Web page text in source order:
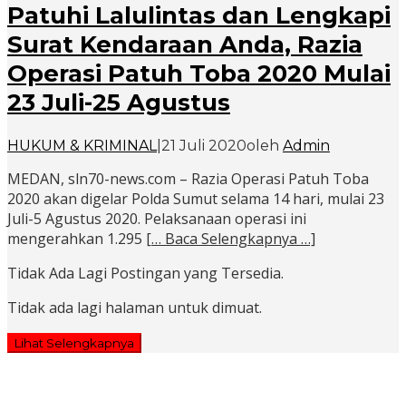
Patuhi Lalulintas dan Lengkapi
Surat Kendaraan Anda, Razia
Operasi Patuh Toba 2020 Mulai
23 Juli-25 Agustus
HUKUM & KRIMINAL| 21 Juli 2020oleh Admin
MEDAN, sln70-news.com – Razia Operasi Patuh Toba
2020 akan digelar Polda Sumut selama 14 hari, mulai 23
Juli-5 Agustus 2020. Pelaksanaan operasi ini
mengerahkan 1.295 [… Baca Selengkapnya …]
Tidak Ada Lagi Postingan yang Tersedia.
Tidak ada lagi halaman untuk dimuat.
Lihat Selengkapnya